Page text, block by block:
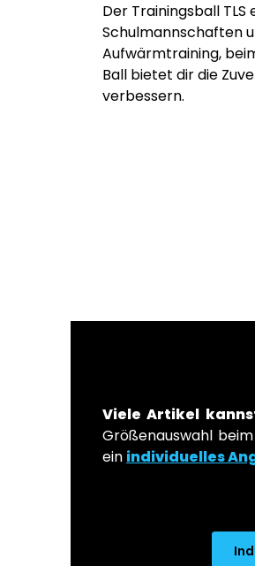
Der Trainingsball
Schulmannschaften
Aufwärmtraining,
Ball bietet dir die
verbessern.
Viele Artikel
Größenauswahl
ein individuelles